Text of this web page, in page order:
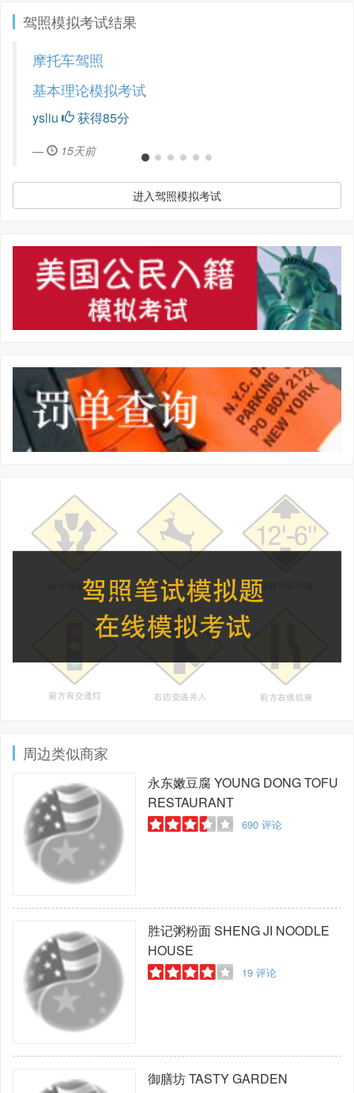
驾照模拟考试结果
摩托车驾照
基本理论模拟考试
ysliu 获得85分
15天前
进入驾照模拟考试
周边类似商家
永东嫩豆腐YOUNG DONG TOFU
RESTAURANT
690评论
胜记粥粉面SHENG JI NOODLE
HOUSE
19评论
御膳坊TASTY GARDEN